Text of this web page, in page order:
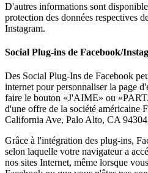
D'autres informations sont
protection des données respectives
Instagram.
Social Plug-ins de Facebook/
Des Social Plug-Ins de Facebook
internet pour personnaliser la page
faire le bouton «J'AIME» ou
d'une offre de la société américaine
California Ave, Palo Alto, CA
Grâce à l'intégration des plug-ins,
selon laquelle votre navigateur a
nos sites Internet, même lorsque